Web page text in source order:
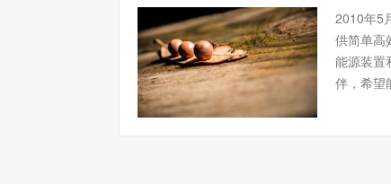
2010年5
供简单高
能源装置
伴，希望